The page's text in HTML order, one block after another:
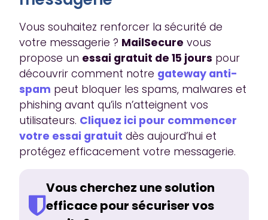
Vous souhaitez renforcer la sécurité de
votre messagerie ? MailSecure vous
propose un essai gratuit de 15 jours pour
découvrir comment notre gateway anti-
spam peut bloquer les spams, malwares et
phishing avant qu’ils n’atteignent vos
utilisateurs. Cliquez ici pour commencer
votre essai gratuit dès aujourd’hui et
protégez efficacement votre messagerie.
Vous cherchez une solution
efficace pour sécuriser vos